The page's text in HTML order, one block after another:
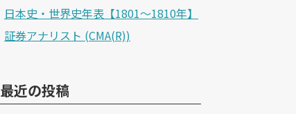
日本史・世界史年表【1801～1810年】
証券アナリスト (CMA(R))
最近の投稿